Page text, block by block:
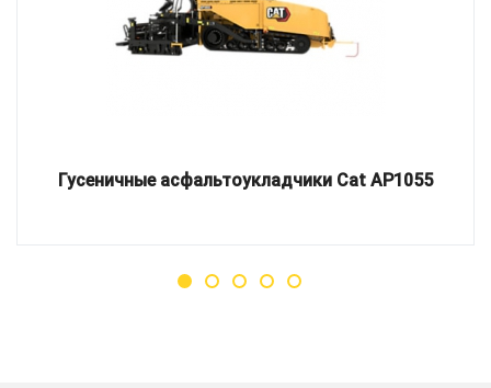
Гусеничные асфальтоукладчики Cat AP1055